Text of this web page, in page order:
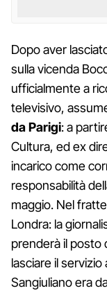
Dopo aver
sulla vicenda
ufficialmente a
televisivo,
da Parigi: a
Cultura, ed ex
incarico come
responsabilità
maggio. Nel
Londra: la
prenderà il posto
lasciare il
Sangiuliano era